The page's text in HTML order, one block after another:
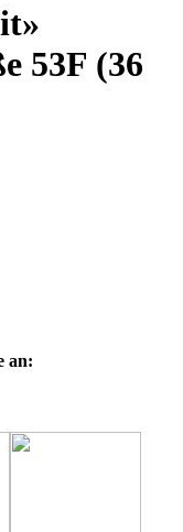
53F (36
an: